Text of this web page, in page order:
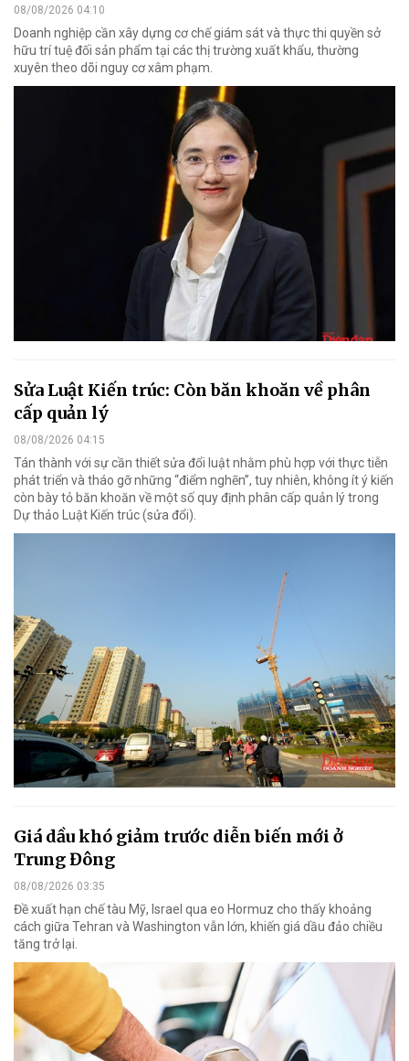
08/08/2026 04:10
Doanh nghiệp cần xây dựng cơ chế giám sát và thực thi quyền sở
hữu trí tuệ đối sản phẩm tại các thị trường xuất khẩu, thường
xuyên theo dõi nguy cơ xâm phạm.
Sửa Luật Kiến trúc: Còn băn khoăn về phân
cấp quản lý
08/08/2026 04:15
Tán thành với sự cần thiết sửa đổi luật nhằm phù hợp với thực tiễn
phát triển và tháo gỡ những “điểm nghẽn”, tuy nhiên, không ít ý kiến
còn bày tỏ băn khoăn về một số quy định phân cấp quản lý trong
Dự thảo Luật Kiến trúc (sửa đổi).
Giá dầu khó giảm trước diễn biến mới ở
Trung Đông
08/08/2026 03:35
Đề xuất hạn chế tàu Mỹ, Israel qua eo Hormuz cho thấy khoảng
cách giữa Tehran và Washington vẫn lớn, khiến giá dầu đảo chiều
tăng trở lại.